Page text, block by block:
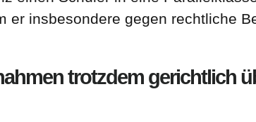
insbesondere gegen rechtliche
trotzdem gerichtlich